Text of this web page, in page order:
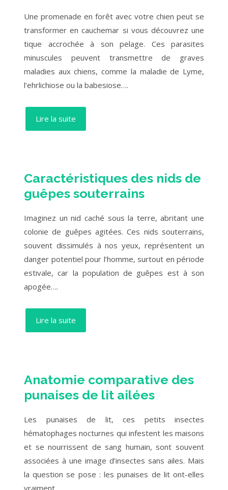
Une promenade en forêt avec votre chien peut se
transformer en cauchemar si vous découvrez une
tique accrochée à son pelage. Ces parasites
minuscules peuvent transmettre de graves
maladies aux chiens, comme la maladie de Lyme,
l’ehrlichiose ou la babesiose….
Lire la suite
Caractéristiques des nids de
guêpes souterrains
Imaginez un nid caché sous la terre, abritant une
colonie de guêpes agitées. Ces nids souterrains,
souvent dissimulés à nos yeux, représentent un
danger potentiel pour l’homme, surtout en période
estivale, car la population de guêpes est à son
apogée….
Lire la suite
Anatomie comparative des
punaises de lit ailées
Les punaises de lit, ces petits insectes
hématophages nocturnes qui infestent les maisons
et se nourrissent de sang humain, sont souvent
associées à une image d’insectes sans ailes. Mais
la question se pose : les punaises de lit ont-elles
vraiment…